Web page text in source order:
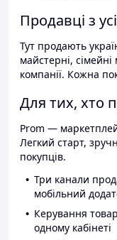
Продавці з
Тут продають
майстерні,
компанії. Кожна
Для тих, хто
Prom —
Легкий старт,
покупців.
Три канали
мобільний
Керування
одному кабінеті